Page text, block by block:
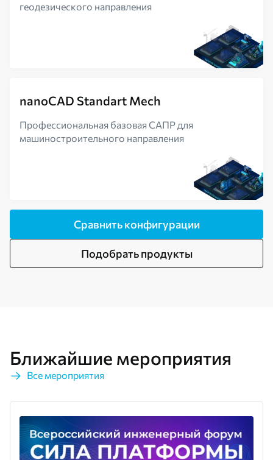
геодезического направления
nanoCAD Standart Mech
Профессиональная базовая САПР для
машиностроительного направления
Сравнить конфигурации
Подобрать продукты
Ближайшие мероприятия
Все мероприятия